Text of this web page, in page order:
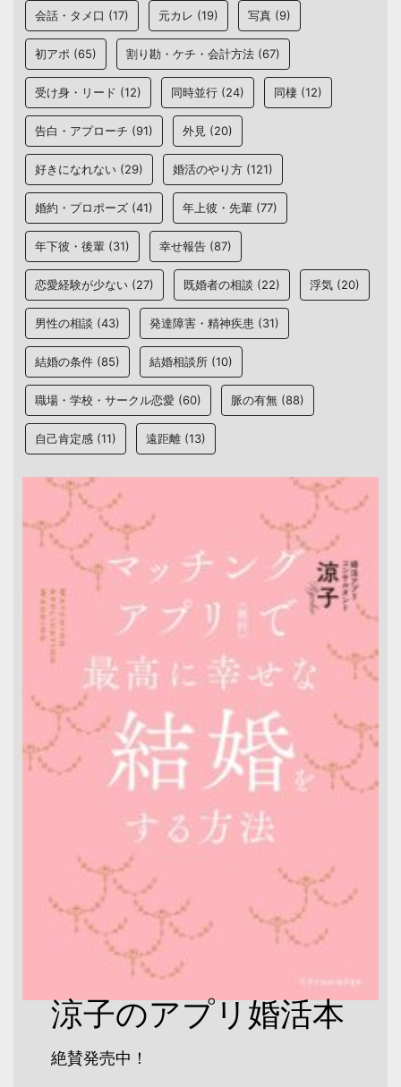
会話・タメ口 (17) 元カレ (19) 写真 (9)
初アポ (65) 割り勘・ケチ・会計方法 (67)
受け身・リード (12) 同時並行 (24) 同棲 (12)
告白・アプローチ (91) 外見 (20)
好きになれない (29) 婚活のやり方 (121)
婚約・プロポーズ (41) 年上彼・先輩 (77)
年下彼・後輩 (31) 幸せ報告 (87)
恋愛経験が少ない (27) 既婚者の相談 (22) 浮気 (20)
男性の相談 (43) 発達障害・精神疾患 (31)
結婚の条件 (85) 結婚相談所 (10)
職場・学校・サークル恋愛 (60) 脈の有無 (88)
自己肯定感 (11) 遠距離 (13)
涼子のアプリ婚活本
絶賛発売中！